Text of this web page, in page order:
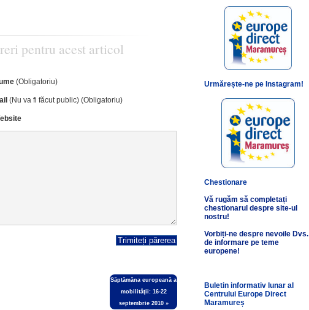
pentru acest articol
(Obligatoriu)
(Nu va fi făcut public) (Obligatoriu)
Săptămâna europeană a
mobilităţii: 16-22
septembrie 2010»
Urmărește-ne pe Instagram!
Chestionare
Vă rugăm să completați
chestionarul despre site-ul
nostru!
Vorbiți-ne despre nevoile Dvs.
de informare pe teme
europene!
Buletin informativ lunar al
Centrului Europe Direct
Maramureș